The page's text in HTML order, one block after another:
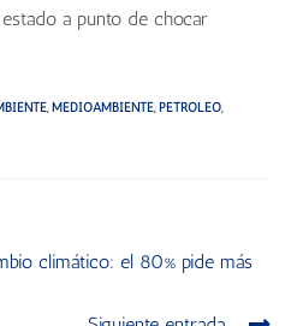
, MEDIOAMBIENTE, PETROLEO,
climático: el 80% pide más